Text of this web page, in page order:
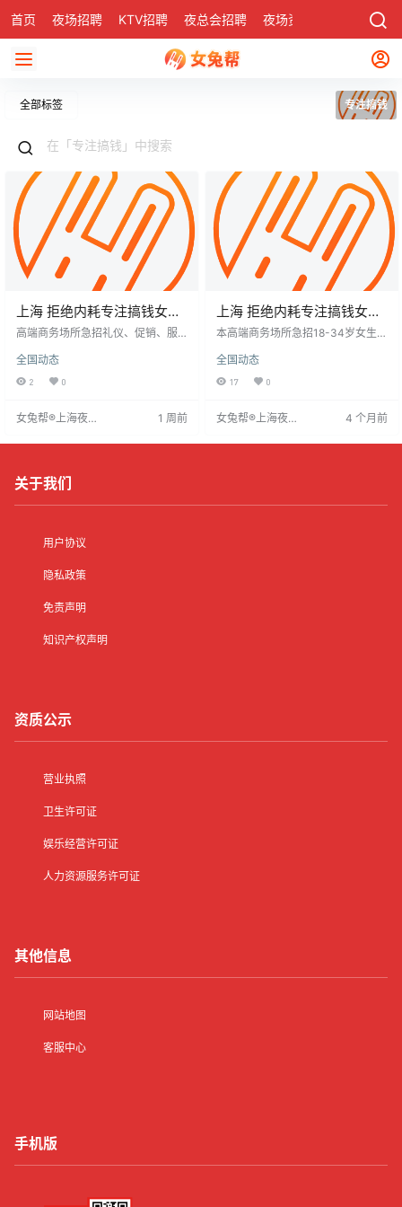
首页 夜场招聘 KTV招聘 夜总会招聘 夜场资讯 社区
全部标签 专注搞钱
上海 拒绝内耗专注搞钱女生
日结岗，优秀从来都不难！
高端商务场所急招礼仪、促销、服
身高158cm以上。要求形象佳、沟
通能力强。提供免费岗前培训，薪
与自信。
全国动态
2 0
女兔帮®上海夜场
1 周前
上海 拒绝内耗专注搞钱女生
日结岗，优秀从来都不难！
本高端商务场所急招18-34岁女生担
要求形象佳、举止优雅、善于沟
通。提供免费岗前培训，薪资日结
女生快速成长，提升收入与自信。
遂。
全国动态
17 0
女兔帮®上海夜场
4 个月前
关于我们
用户协议
隐私政策
免责声明
知识产权声明
资质公示
营业执照
卫生许可证
娱乐经营许可证
人力资源服务许可证
其他信息
网站地图
客服中心
手机版